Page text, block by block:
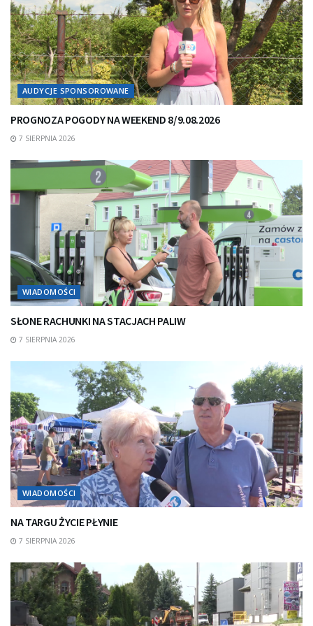
AUDYCJE SPONSOROWANE
PROGNOZA POGODY NA WEEKEND 8/9.08.2026
7 SIERPNIA 2026
WIADOMOŚCI
SŁONE RACHUNKI NA STACJACH PALIW
7 SIERPNIA 2026
WIADOMOŚCI
NA TARGU ŻYCIE PŁYNIE
7 SIERPNIA 2026